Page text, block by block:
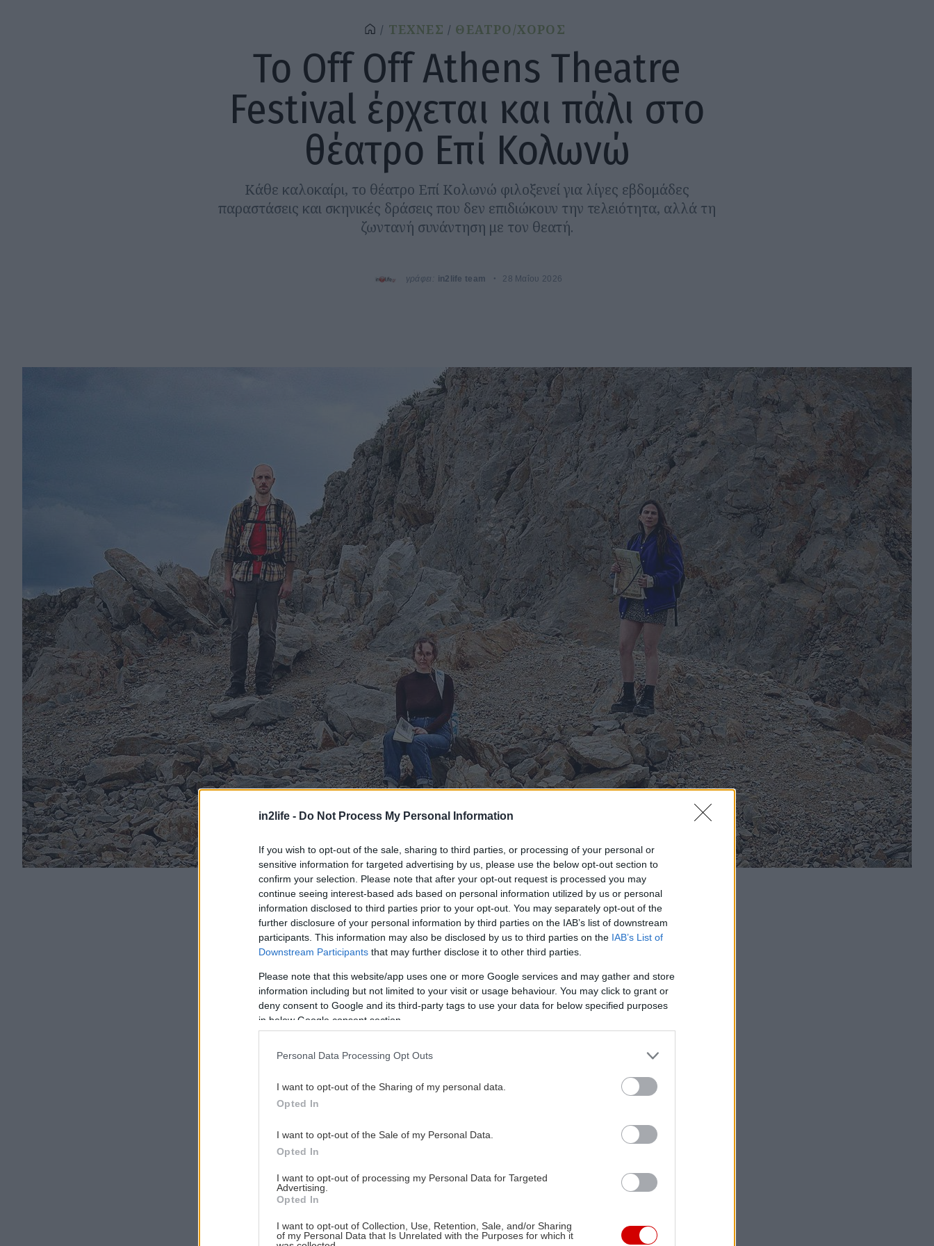
in2life - Do Not Process My Personal Information
If you wish to opt-out of the sale, sharing to third parties, or processing of your personal or
sensitive information for targeted advertising by us, please use the below opt-out section to
confirm your selection. Please note that after your opt-out request is processed you may
continue seeing interest-based ads based on personal information utilized by us or personal
information disclosed to third parties prior to your opt-out. You may separately opt-out of the
further disclosure of your personal information by third parties on the IAB’s list of downstream
participants. This information may also be disclosed by us to third parties on the IAB’s List of
Downstream Participants that may further disclose it to other third parties.
Please note that this website/app uses one or more Google services and may gather and store
information including but not limited to your visit or usage behaviour. You may click to grant or
deny consent to Google and its third-party tags to use your data for below specified purposes
in below Google consent section.
Personal Data Processing Opt Outs
I want to opt-out of the Sharing of my personal data.
Opted In
I want to opt-out of the Sale of my Personal Data.
Opted In
I want to opt-out of processing my Personal Data for Targeted
Advertising.
Opted In
I want to opt-out of Collection, Use, Retention, Sale, and/or Sharing
of my Personal Data that Is Unrelated with the Purposes for which it
ΤΕΧΝΕΣ ΘΕΑΤΡΟ/ΧΟΡΟΣ
Το Off Off Athens Theatre
Festival έρχεται και πάλι στο
θέατρο Επί Κολωνώ
Κάθε καλοκαίρι, το θέατρο Επί Κολωνώ φιλοξενεί για λίγες εβδομάδες
παραστάσεις και σκηνικές δράσεις που δεν επιδιώκουν την τελειότητα, αλλά τη
ζωντανή συνάντηση με τον θεατή.
γράφει: in2life team 28 Μαΐου 2026